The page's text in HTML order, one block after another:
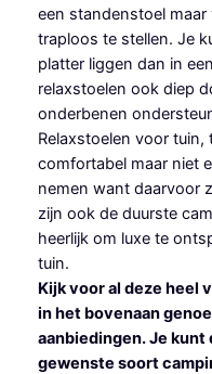
een standenstoel maar
traploos te stellen. Je
platter liggen dan in
relaxstoelen ook diep
onderbenen
Relaxstoelen voor
comfortabel maar niet
nemen want daarvoor
zijn ook de duurste
heerlijk om luxe te
tuin.
Kijk voor al deze heel
in het bovenaan
aanbiedingen. Je kunt
gewenste soort